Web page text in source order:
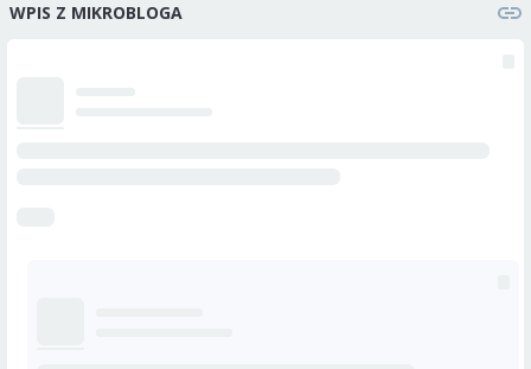
WPIS Z MIKROBLOGA